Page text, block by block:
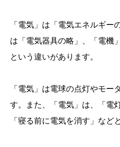
「電気」は「電気エネルギー
は「電気器具の略」、「電機
という違いがあります。
「電気」は電球の点灯やモ
す。また、「電気」は、「電
「寝る前に電気を消す」など